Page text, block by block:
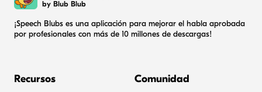
by Blub Blub
¡Speech Blubs es una aplicación para mejorar el habla aprobada
por profesionales con más de 10 millones de descargas!
Recursos Comunidad